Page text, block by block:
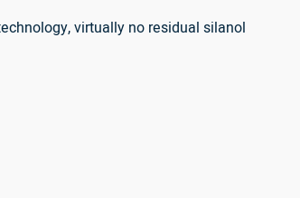
virtually no residual silanol